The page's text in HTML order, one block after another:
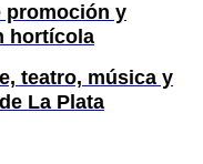
promoción y
hortícola
teatro, música y
La Plata